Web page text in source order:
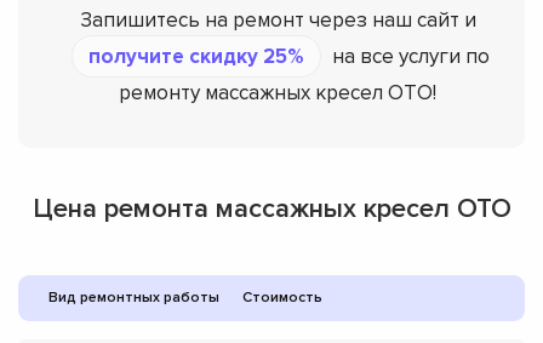
Запишитесь на ремонт через наш сайт и
получите скидку 25%
на все услуги по
ремонту массажных кресел OTO!
Цена ремонта массажных кресел OTO
Вид ремонтных работы Стоимость